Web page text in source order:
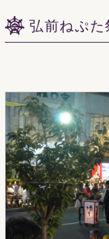
弘前ねぷた